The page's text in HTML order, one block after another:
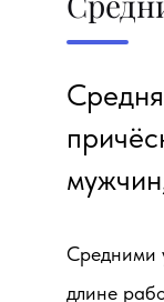
Средними
длине